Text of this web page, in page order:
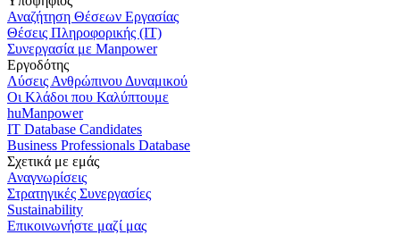
Αναζήτηση Θέσεων Εργασίας
Θέσεις Πληροφορικής (IT)
Συνεργασία με Manpower
Εργοδότης
Λύσεις Ανθρώπινου Δυναμικού
Οι Κλάδοι που Καλύπτουμε
huManpower
IT Database Candidates
Business Professionals Database
Σχετικά με εμάς
Αναγνωρίσεις
Στρατηγικές Συνεργασίες
Sustainability
Επικοινωνήστε μαζί μας